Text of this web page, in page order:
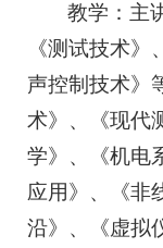
教学：主
《测试技术
声控制技术》
术》、《现代
学》、《机电
应用》、《非
沿》、《虚拟